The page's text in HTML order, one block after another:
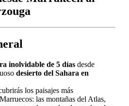
inolvidable de 5 días desde
desierto del Sahara en
los paisajes más
las montañas del Atlas,